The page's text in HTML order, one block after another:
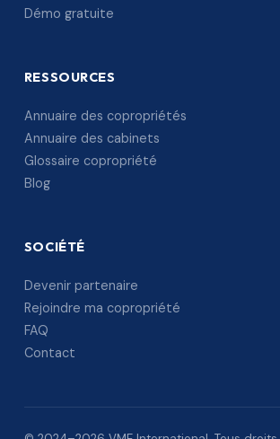
Démo gratuite
RESSOURCES
Annuaire des copropriétés
Annuaire des cabinets
Glossaire copropriété
Blog
SOCIÉTÉ
Devenir partenaire
Rejoindre ma copropriété
FAQ
Contact